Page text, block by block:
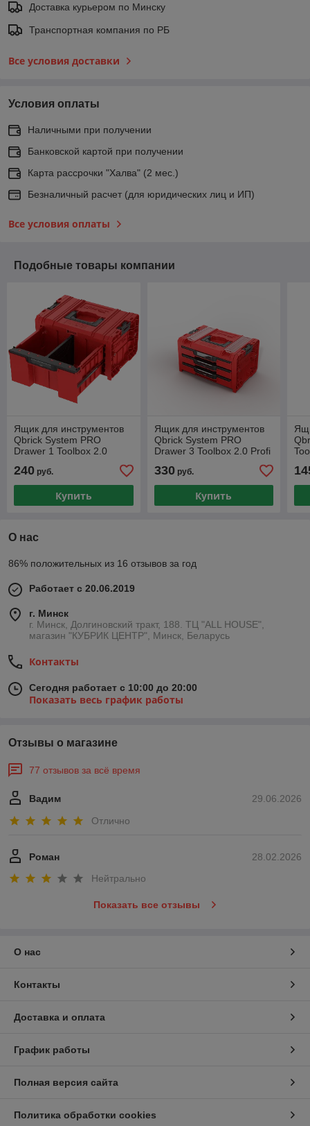
Доставка курьером по Минску
Транспортная компания по РБ
Все условия доставки
Условия оплаты
Наличными при получении
Банковской картой при получении
Карта рассрочки "Халва" (2 мес.)
Безналичный расчет (для юридических лиц и ИП)
Все условия оплаты
Подобные товары компании
Ящик для инструментов
Qbrick System PRO
Drawer 1 Toolbox 2.0
Basic RED UHD Custom,
красный
240 руб.
Купить
Ящик для инструментов
Qbrick System PRO
Drawer 3 Toolbox 2.0 Profi
Expert RED UHD Custom,
красный
330руб.
Купить
О нас
86% положительных из 16 отзывов за год
Работает с 20.06.2019
г. Минск
г. Минск, Долгиновский тракт, 188. ТЦ "ALL HOUSE",
магазин "КУБРИК ЦЕНТР", Минск, Беларусь
Контакты
Сегодня работает с 10:00 до 20:00
Показать весь график работы
Отзывы о магазине
77 отзывов за всё время
29.06.2026
Вадим
Отлично
28.02.2026
Роман
Нейтрально
Показать все отзывы
О нас
Контакты
Доставка и оплата
График работы
Полная версия сайта
Политика обработки cookies